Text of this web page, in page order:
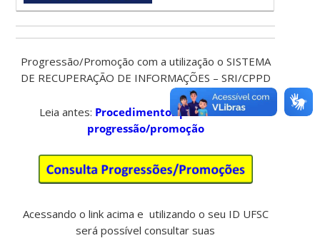
Progressão/Promoção com a utilização o SISTEMA
DE RECUPERAÇÃO DE INFORMAÇÕES – SRI/CPPD
Leia antes: Procedimentos para solicitar
progressão/promoção
Acessando o link acima e utilizando o seu ID UFSC
será possível consultar suas